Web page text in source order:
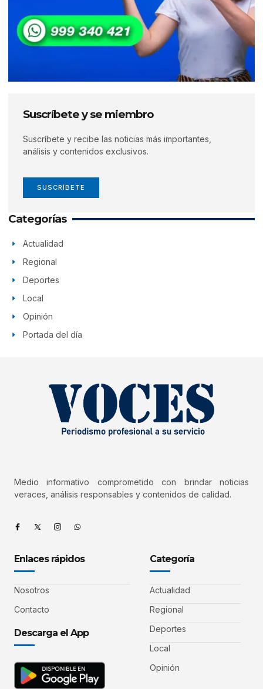
Suscríbete y se miembro
Suscríbete y recibe las noticias más importantes,
análisis y contenidos exclusivos.
SUSCRÍBETE
Categorías
Actualidad
Regional
Deportes
Local
Opinión
Portada del día
Medio informativo comprometido con brindar noticias
veraces, análisis responsables y contenidos de calidad.
Enlaces rápidos
Nosotros
Contacto
Descarga el App
Categoría
Actualidad
Regional
Deportes
Local
Opinión